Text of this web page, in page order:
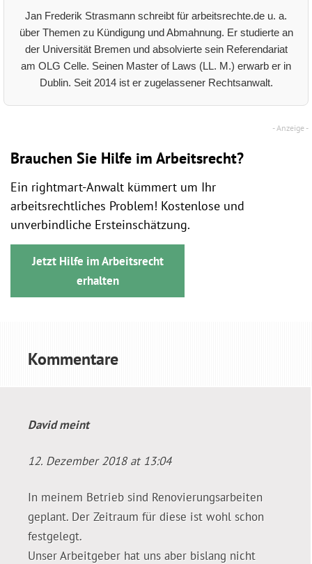
Jan Frederik Strasmann schreibt für arbeitsrechte.de u. a.
über Themen zu Kündigung und Abmahnung. Er studierte an
der Universität Bremen und absolvierte sein Referendariat
am OLG Celle. Seinen Master of Laws (LL. M.) erwarb er in
Dublin. Seit 2014 ist er zugelassener Rechtsanwalt.
Brauchen Sie Hilfe im Arbeitsrecht?
Ein rightmart-Anwalt kümmert um Ihr
arbeitsrechtliches Problem! Kostenlose und
unverbindliche Ersteinschätzung.
Jetzt Hilfe im Arbeitsrecht
erhalten
Kommentare
Davidmeint
12. Dezember 2018 at 13:04
In meinem Betrieb sind Renovierungsarbeiten
geplant. Der Zeitraum für diese ist wohl schon
festgelegt.
Unser Arbeitgeber hat uns aber bislang nicht